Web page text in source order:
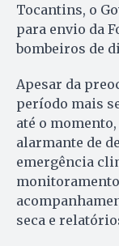
Tocantins, o
para envio da
bombeiros de
Apesar da
período mais
até o
alarmante de
emergência
seca e